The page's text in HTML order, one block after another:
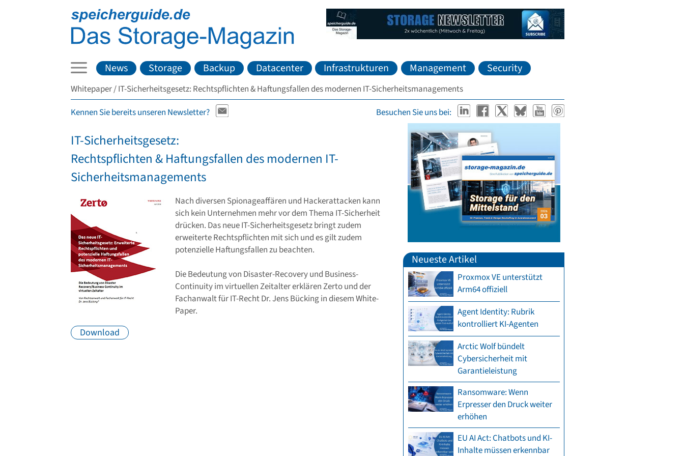
News Storage Backup Datacenter Infrastrukturen Management Security
Whitepaper IT-Sicherheitsgesetz: Rechtspflichten & Haftungsfallen des modernen IT-Sicherheitsmanagements
Kennen Sie bereits unseren Newsletter?
Besuchen Sie uns bei:
IT-Sicherheitsgesetz:
Rechtspflichten & Haftungsfallen des modernen IT-
Sicherheitsmanagements
Nach diversen Spionageaffären und Hackerattacken kann
sich kein Unternehmen mehr vor dem Thema IT-Sicherheit
drücken. Das neue IT-Sicherheitsgesetz bringt zudem
erweiterte Rechtspflichten mit sich und es gilt zudem
potenzielle Haftungsfallen zu beachten.
Die Bedeutung von Disaster-Recovery und Business-
Continuity im virtuellen Zeitalter erklären Zerto und der
Fachanwalt für IT-Recht Dr. Jens Bücking in diesem White-
Paper.
Download
Neueste Artikel
Proxmox VE unterstützt
Arm64 offiziell
Agent Identity: Rubrik
kontrolliert KI-Agenten
Arctic Wolf bündelt
Cybersicherheit mit
Garantieleistung
Ransomware: Wenn
Erpresser den Druck weiter
erhöhen
EU AI Act: Chatbots und KI-
Inhalte müssen erkennbar